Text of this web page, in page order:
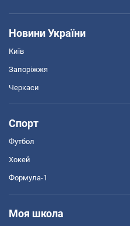
Новини України
Київ
Запоріжжя
Черкаси
Спорт
Футбол
Хокей
Формула-1
Моя школа